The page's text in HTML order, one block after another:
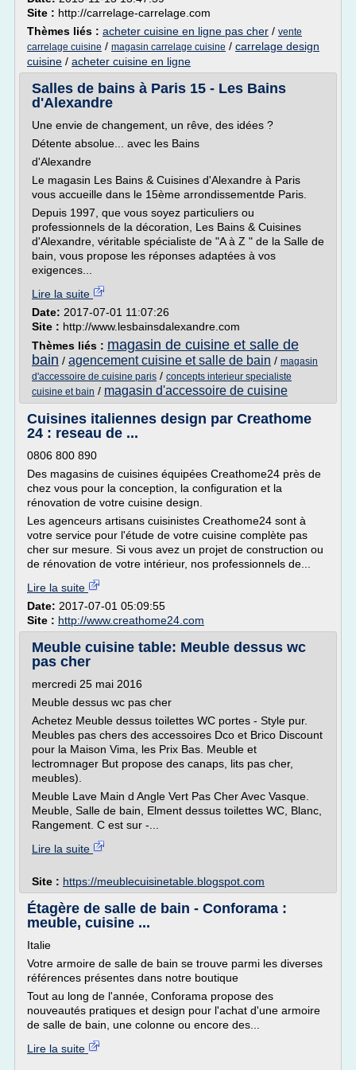
Site : http://carrelage-carrelage.com
Thèmes liés : acheter cuisine en ligne pas cher / vente
carrelage cuisine / magasin carrelage cuisine / carrelage design
cuisine / acheter cuisine en ligne
Salles de bains à Paris 15 - Les Bains
d'Alexandre
Une envie de changement, un rêve, des idées ?
Détente absolue... avec les Bains
d'Alexandre
Le magasin Les Bains & Cuisines d'Alexandre à Paris
vous accueille dans le 15ème arrondissementde Paris.
Depuis 1997, que vous soyez particuliers ou
professionnels de la décoration, Les Bains & Cuisines
d'Alexandre, véritable spécialiste de "A à Z " de la Salle de
bain, vous propose les réponses adaptées à vos
exigences...
Lire la suite
Date: 2017-07-01 11:07:26
Site : http://www.lesbainsdalexandre.com
Thèmes liés : magasin de cuisine et salle de
bain / agencement cuisine et salle de bain / magasin
d'accessoire de cuisine paris / concepts interieur specialiste
cuisine et bain / magasin d'accessoire de cuisine
Cuisines italiennes design par Creathome
24 : reseau de ...
0806 800 890
Des magasins de cuisines équipées Creathome24 près de
chez vous pour la conception, la configuration et la
rénovation de votre cuisine design.
Les agenceurs artisans cuisinistes Creathome24 sont à
votre service pour l'étude de votre cuisine complète pas
cher sur mesure. Si vous avez un projet de construction ou
de rénovation de votre intérieur, nos professionnels de...
Lire la suite
Date: 2017-07-01 05:09:55
Site : http://www.creathome24.com
Meuble cuisine table: Meuble dessus wc
pas cher
mercredi 25 mai 2016
Meuble dessus wc pas cher
Achetez Meuble dessus toilettes WC portes - Style pur.
Meubles pas chers des accessoires Dco et Brico Discount
pour la Maison Vima, les Prix Bas. Meuble et
lectromnager But propose des canaps, lits pas cher,
meubles).
Meuble Lave Main d Angle Vert Pas Cher Avec Vasque.
Meuble, Salle de bain, Elment dessus toilettes WC, Blanc,
Rangement. C est sur -...
Lire la suite
Site : https://meublecuisinetable.blogspot.com
Étagère de salle de bain - Conforama :
meuble, cuisine ...
Italie
Votre armoire de salle de bain se trouve parmi les diverses
références présentes dans notre boutique
Tout au long de l'année, Conforama propose des
nouveautés pratiques et design pour l'achat d'une armoire
de salle de bain, une colonne ou encore des...
Lire la suite